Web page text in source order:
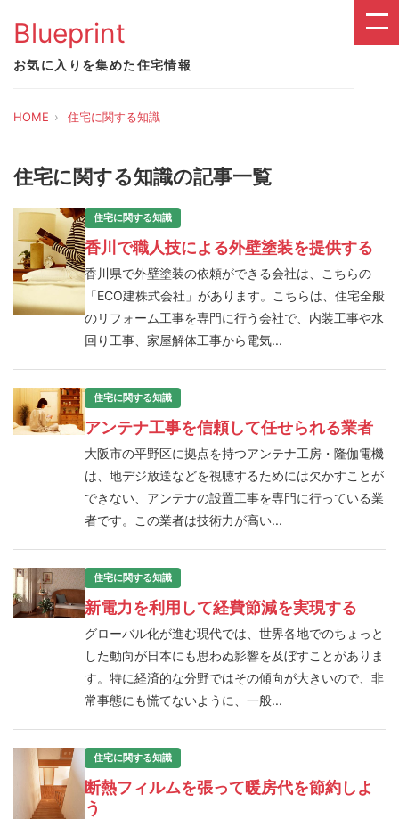
Blueprint
お気に入りを集めた住宅情報
HOME 住宅に関する知識
住宅に関する知識の記事一覧
住宅に関する知識
香川で職人技による外壁塗装を提供する
香川県で外壁塗装の依頼ができる会社は、こちらの
「ECO建株式会社」があります。こちらは、住宅全般
のリフォーム工事を専門に行う会社で、内装工事や水
回り工事、家屋解体工事から電気...
住宅に関する知識
アンテナ工事を信頼して任せられる業者
大阪市の平野区に拠点を持つアンテナ工房・隆伽電機
は、地デジ放送などを視聴するためには欠かすことが
できない、アンテナの設置工事を専門に行っている業
者です。この業者は技術力が高い...
住宅に関する知識
新電力を利用して経費節減を実現する
グローバル化が進む現代では、世界各地でのちょっと
した動向が日本にも思わぬ影響を及ぼすことがありま
す。特に経済的な分野ではその傾向が大きいので、非
常事態にも慌てないように、一般...
住宅に関する知識
断熱フィルムを張って暖房代を節約しよ
う